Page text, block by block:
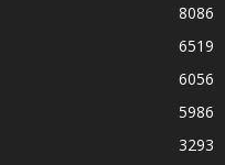
8086
6519
6056
5986
3293